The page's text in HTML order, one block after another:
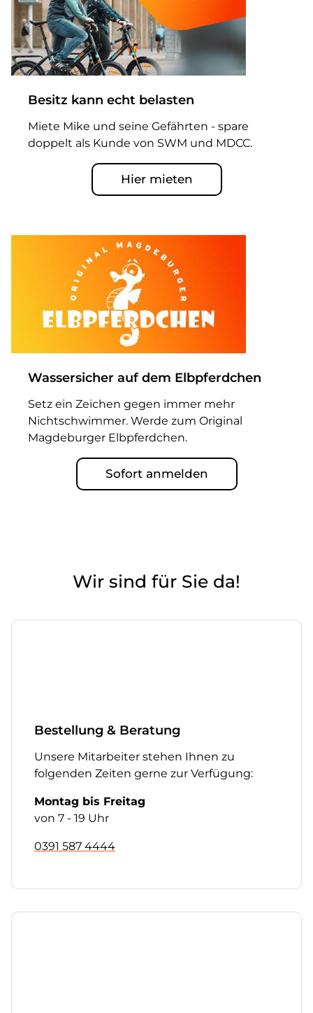
Besitz kann echt belasten
Miete Mike und seine Gefährten - spare
doppelt als Kunde von SWM und MDCC.
Hier mieten
Wassersicher auf dem Elbpferdchen
Setz ein Zeichen gegen immer mehr
Nichtschwimmer. Werde zum Original
Magdeburger Elbpferdchen.
Sofort anmelden
Wir sind für Sie da!
Bestellung & Beratung
Unsere Mitarbeiter stehen Ihnen zu
folgenden Zeiten gerne zur Verfügung:
Montag bis Freitag
von 7 - 19 Uhr
0391 587 4444